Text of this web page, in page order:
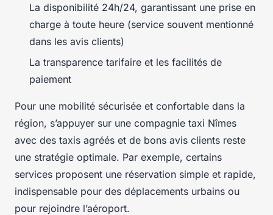
La disponibilité 24h/24, garantissant une prise en
charge à toute heure (service souvent mentionné
dans les avis clients)
La transparence tarifaire et les facilités de
paiement
Pour une mobilité sécurisée et confortable dans la
région, s’appuyer sur une compagnie taxi Nîmes
avec des taxis agréés et de bons avis clients reste
une stratégie optimale. Par exemple, certains
services proposent une réservation simple et rapide,
indispensable pour des déplacements urbains ou
pour rejoindre l’aéroport.